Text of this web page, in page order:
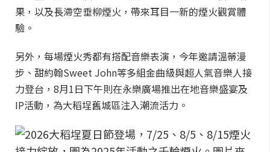
果，以及長滯空垂柳煙火，帶來耳目一新的煙火觀賞體
驗。
另外，每場煙火秀都有搭配音樂表演，今年邀請溫蒂漫
步、甜約翰Sweet John等多組金曲級與超人氣音樂人接
力登台，8月1日下午則在永樂廣場推出在地音樂盛宴及
IP活動，為大稻埕舊城區注入潮流活力。